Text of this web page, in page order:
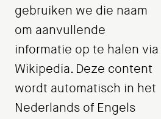
gebruiken we die naam
om aanvullende
informatie op te halen via
Wikipedia. Deze content
wordt automatisch in het
Nederlands of Engels